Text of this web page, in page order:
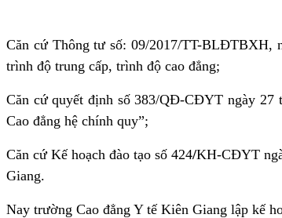
Căn cứ Thông tư số: 09/2017/TT-BLĐTBXH,
trình độ trung cấp, trình độ cao đẳng;
Căn cứ quyết định số 383/QĐ-CĐYT ngày 27
Cao đẳng hệ chính quy”;
Căn cứ Kế hoạch đào tạosố 424/KH-CĐYT
Giang.
Nay trường Cao đẳng Y tế Kiên Giang lập kế